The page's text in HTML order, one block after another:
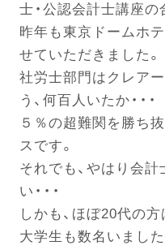
お
士・公認会計士講座の
昨年も東京ドームホ
せていただきました。
社労士部門はクレア
う、何百人いたか・・・
５％の超難関を勝ち
スです。
それでも、やはり会
い・・・
しかも、ほぼ20代の方
大学生も数名いました